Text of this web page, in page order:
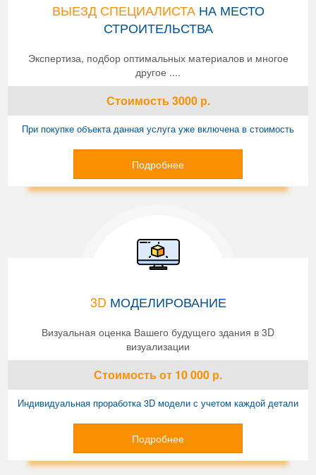
ВЫЕЗД СПЕЦИАЛИСТАНА МЕСТО
СТРОИТЕЛЬСТВА
Экспертиза, подбор оптимальных материалов и многое
другое ....
Стоимость3000р.
При покупке объекта данная услуга уже включена в стоимость
Подробнее
3D МОДЕЛИРОВАНИЕ
Визуальная оценка Вашего будущего здания в 3D
визуализации
Стоимостьот 10 000 р.
Индивидуальная проработка 3D модели с учетом каждой детали
Подробнее